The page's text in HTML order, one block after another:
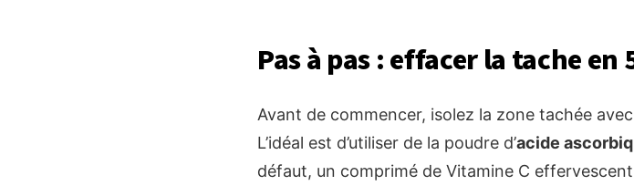
Pas à pas : effacer la tache
Avant de commencer, isolez la zone tachée
L’idéal est d’utiliser de la poudre d’acide
défaut, un comprimé de Vitamine C